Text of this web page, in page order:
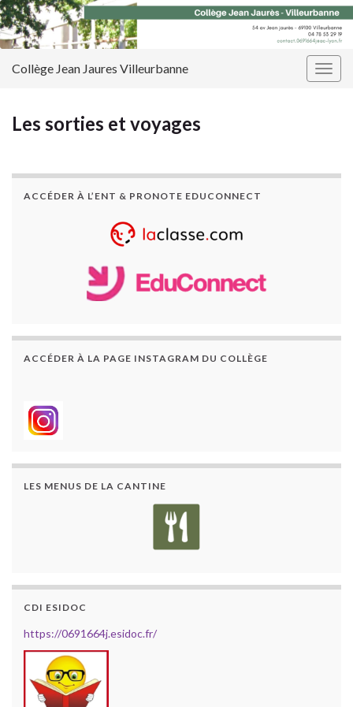
Collège Jean Jaures Villeurbanne
Les sorties et voyages
ACCÉDER À L’ENT & PRONOTE EDUCONNECT
ACCÉDER À LA PAGE INSTAGRAM DU COLLÈGE
LES MENUS DE LA CANTINE
CDI ESIDOC
https://0691664j.esidoc.fr/
Panneau de gestion des cookies